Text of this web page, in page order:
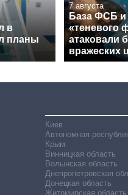
в
планы
7 августа
База ФСБ и
«теневого
атаковали
вражеских
Киев
Автономная
Крым
Винницкая область
Волынская область
Днепропетровская
Донецкая область
Житомирская область